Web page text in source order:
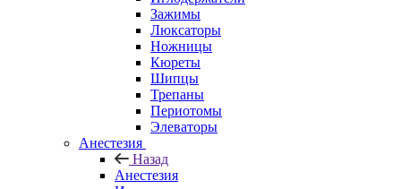
Зажимы
Люксаторы
Ножницы
Кюреты
Шипцы
Трепаны
Периотомы
Элеваторы
Анестезия
Назад
Анестезия